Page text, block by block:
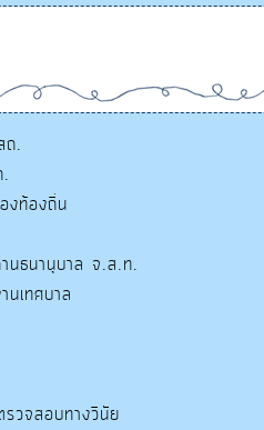
ถ.
งท้องถิ่น
นธนานุบาล จ.ส.ท.
เทศบาล
วจสอบทางวินัย